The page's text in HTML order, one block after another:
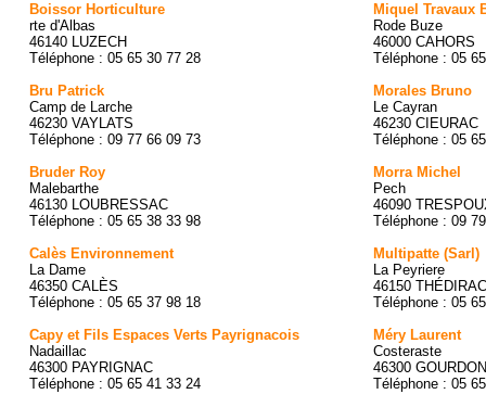
Boissor Horticulture
rte d'Albas
46140 LUZECH
Téléphone : 05 65 30 77 28
Bru Patrick
Camp de Larche
46230 VAYLATS
Téléphone : 09 77 66 09 73
Bruder Roy
Malebarthe
46130 LOUBRESSAC
Téléphone : 05 65 38 33 98
Calès Environnement
La Dame
46350 CALÈS
Téléphone : 05 65 37 98 18
Capy et Fils Espaces Verts Payrignacois
Nadaillac
46300 PAYRIGNAC
Téléphone : 05 65 41 33 24
Miquel Travaux
Rode Buze
46000 CAHORS
Téléphone : 05
Morales Bruno
Le Cayran
46230 CIEURAC
Téléphone : 05
Morra Michel
Pech
46090
Téléphone : 09
Multipatte (Sarl)
La Peyriere
46150 THÉDIRAC
Téléphone : 05
Méry Laurent
Costeraste
46300 GOURDON
Téléphone : 05